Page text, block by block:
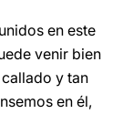
en este
venir bien
y tan
en él,